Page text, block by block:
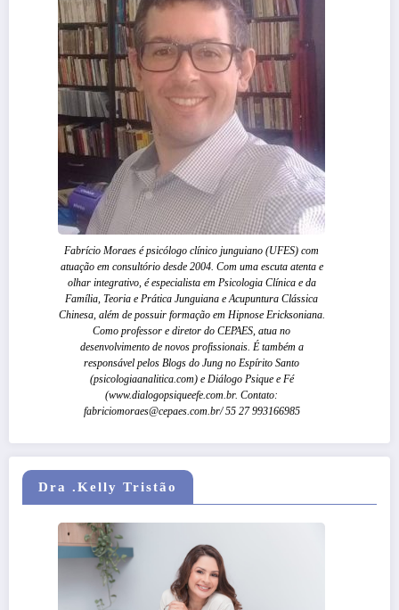
Fabrício Moraes é psicólogo clínico junguiano (UFES) com
atuação em consultório desde 2004. Com uma escuta atenta e
olhar integrativo, é especialista em Psicologia Clínica e da
Família, Teoria e Prática Junguiana e Acupuntura Clássica
Chinesa, além de possuir formação em Hipnose Ericksoniana.
Como professor e diretor do CEPAES, atua no
desenvolvimento de novos profissionais. É também a
responsável pelos Blogs do Jung no Espírito Santo
(psicologiaanalitica.com) e Diálogo Psique e Fé
(www.dialogopsiqueefe.com.br. Contato:
fabriciomoraes@cepaes.com.br/ 55 27 993166985
Dra .Kelly Tristão